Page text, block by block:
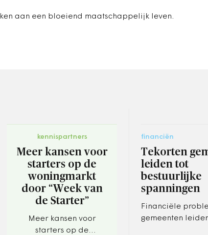
aan een bloeiend maatschappelijk leven.
kennispartners
Meer kansen voor
starters op de
woningmarkt
door “Week van
de Starter”
Meer kansen voor
starters op de
financiën
Tekorten
leiden tot
bestuurlijke
spanningen
Financiële
gemeenten